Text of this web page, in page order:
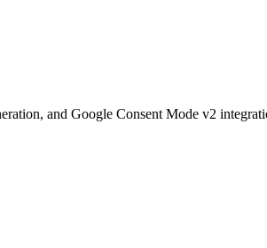
and Google Consent Mode v2